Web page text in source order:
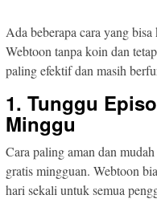
Ada beberapa cara yang
Webtoon tanpa koin dan
paling efektif dan masih
1. Tunggu
Minggu
Cara paling aman dan
gratis mingguan. Webtoon
hari sekali untuk semua